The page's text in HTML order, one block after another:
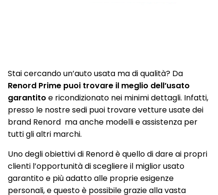
Sensori Di Parcheggio Anteriori E Posteriori
Shark antenna
Sistema audio Arkamys con 6 altoparlanti
Sistema di ancoraggio Isofix
Sistema multimediale Renault EASY LINK con Touchscreen
9,3" e sistema di Navigazione 3D, aggiornamenti automatici
(OTA), Bluetooth con riconoscimento vocale, Radio DAB
Stai cercando un’auto usata ma di qualità? Da
Renord Prime puoi trovare il meglio dell’usato
garantito e ricondizionato nei minimi dettagli. Infatti,
presso le nostre sedi puoi trovare vetture usate dei
brand Renord ma anche modelli e assistenza per
tutti gli altri marchi.
Uno degli obiettivi di Renord è quello di dare ai propri
clienti l’opportunità di scegliere il miglior usato
garantito e più adatto alle proprie esigenze
personali, e questo è possibile grazie alla vasta